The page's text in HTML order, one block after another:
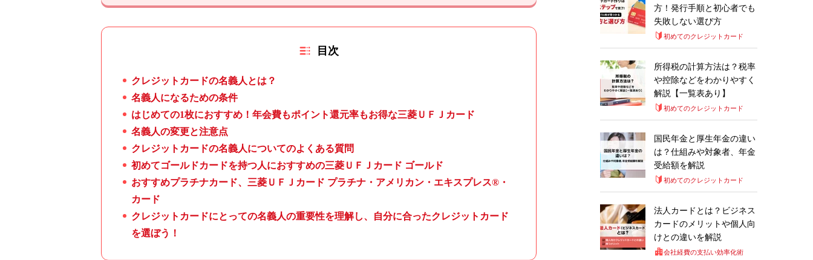
目次
クレジットカードの名義人とは？
名義人になるための条件
はじめての1枚におすすめ！年会費もポイント還元率もお得な三菱ＵＦＪカード
名義人の変更と注意点
クレジットカードの名義人についてのよくある質問
初めてゴールドカードを持つ人におすすめの三菱ＵＦＪカード ゴールド
おすすめプラチナカード、三菱ＵＦＪカード プラチナ・アメリカン・エキスプレス®・
カード
クレジットカードにとっての名義人の重要性を理解し、自分に合ったクレジットカード
を選ぼう！
方！発行手順と初心者でも
失敗しない選び方
初めてのクレジットカード
所得税の計算方法は？税率
や控除などをわかりやすく
解説【一覧表あり】
初めてのクレジットカード
国民年金と厚生年金の違い
は？仕組みや対象者、年金
受給額を解説
初めてのクレジットカード
法人カードとは？ビジネス
カードのメリットや個人向
けとの違いを解説
会社経費の支払い効率化術